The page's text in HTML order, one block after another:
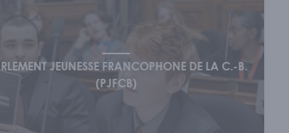
Écoles et personnel enseignant
JEUNESSE FRANCOPHONE DE LA C.-B.
(PJFCB)